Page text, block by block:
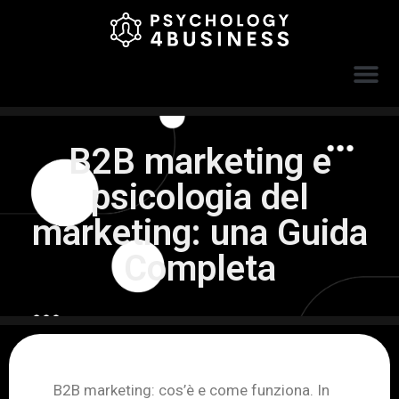
B2B marketing e
psicologia del
marketing: una Guida
Completa
B2B marketing: cos’è e come funziona. In